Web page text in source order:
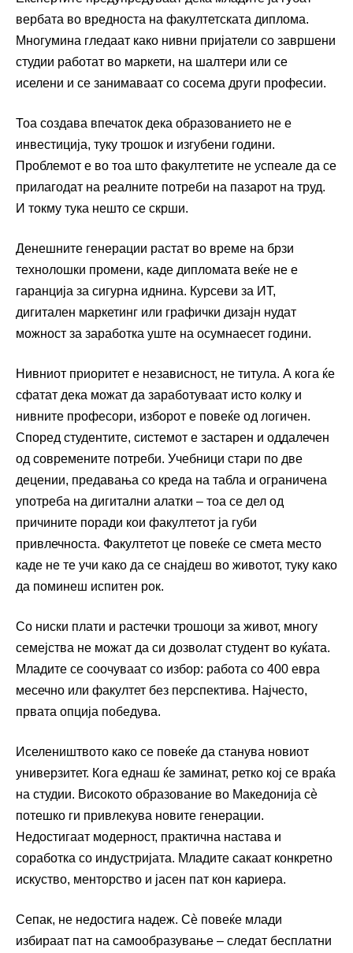
вербата во вредноста на факултетската диплома.
Многумина гледаат како нивни пријатели со завршени
студии работат во маркети, на шалтери или се
иселени и се занимаваат со сосема други професии.
Тоа создава впечаток дека образованието не е
инвестиција, туку трошок и изгубени години.
Проблемот е во тоа што факултетите не успеале да се
прилагодат на реалните потреби на пазарот на труд.
И токму тука нешто се скрши.
Денешните генерации растат во време на брзи
технолошки промени, каде дипломата веќе не е
гаранција за сигурна иднина. Курсеви за ИТ,
дигитален маркетинг или графички дизајн нудат
можност за заработка уште на осумнаесет години.
Нивниот приоритет е независност, не титула. А кога ќе
сфатат дека можат да заработуваат исто колку и
нивните професори, изборот е повеќе од логичен.
Според студентите, системот е застарен и оддалечен
од современите потреби. Учебници стари по две
децении, предавања со креда на табла и ограничена
употреба на дигитални алатки – тоа се дел од
причините поради кои факултетот ја губи
привлечноста. Факултетот це повеќе се смета место
каде не те учи како да се снајдеш во животот, туку како
да поминеш испитен рок.
Со ниски плати и растечки трошоци за живот, многу
семејства не можат да си дозволат студент во куќата.
Младите се соочуваат со избор: работа со 400 евра
месечно или факултет без перспектива. Најчесто,
првата опција победува.
Иселеништвото како се повеќе да станува новиот
универзитет. Кога еднаш ќе заминат, ретко кој се враќа
на студии. Високото образование во Македонија сè
потешко ги привлекува новите генерации.
Недостигаат модерност, практична настава и
соработка со индустријата. Младите сакаат конкретно
искуство, менторство и јасен пат кон кариера.
Сепак, не недостига надеж. Сè повеќе млади
избираат пат на самообразување – следат бесплатни